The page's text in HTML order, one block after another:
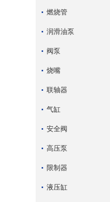
燃烧管
润滑油泵
阀泵
烧嘴
联轴器
气缸
安全阀
高压泵
限制器
液压缸